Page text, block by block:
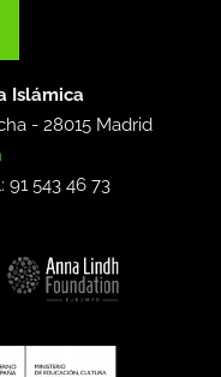
Islámica
-28015 Madrid
91 543 46 73